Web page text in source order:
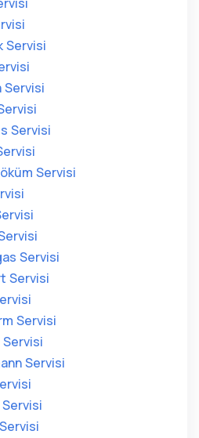
Servisi
Servisi
Servisi
Servisi
Servisi
Servisi
Servisi
Servisi
Servisi
Servisi